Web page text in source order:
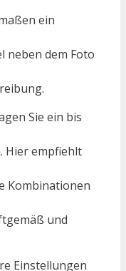
ein
neben dem Foto
Sie ein bis
Hier empfiehlt
Kombinationen
und
Einstellungen